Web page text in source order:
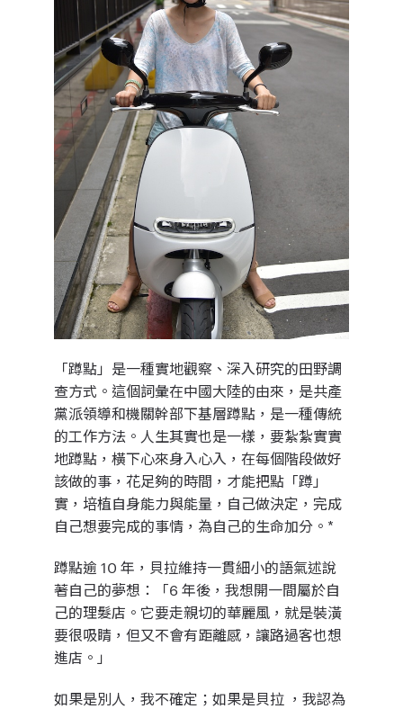
「蹲點」是一種實地觀察、深入研究的田野調
查方式。這個詞彙在中國大陸的由來，是共產
黨派領導和機關幹部下基層蹲點，是一種傳統
的工作方法。人生其實也是一樣，要紮紮實實
地蹲點，橫下心來身入心入，在每個階段做好
該做的事，花足夠的時間，才能把點「蹲」
實，培植自身能力與能量，自己做決定，完成
自己想要完成的事情，為自己的生命加分。*
蹲點逾 10 年，貝拉維持一貫細小的語氣述說
著自己的夢想：「6 年後，我想開一間屬於自
己的理髮店。它要走親切的華麗風，就是裝潢
要很吸睛，但又不會有距離感，讓路過客也想
進店。」
如果是別人，我不確定；如果是貝拉 ，我認為